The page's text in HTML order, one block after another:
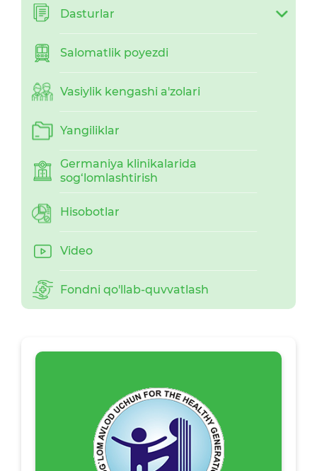
Dasturlar
Salomatlik poyezdi
Vasiylik kengashi a'zolari
Yangiliklar
Germaniya klinikalarida
sog‘lomlashtirish
Hisobotlar
Video
Fondni qo'llab-quvvatlash